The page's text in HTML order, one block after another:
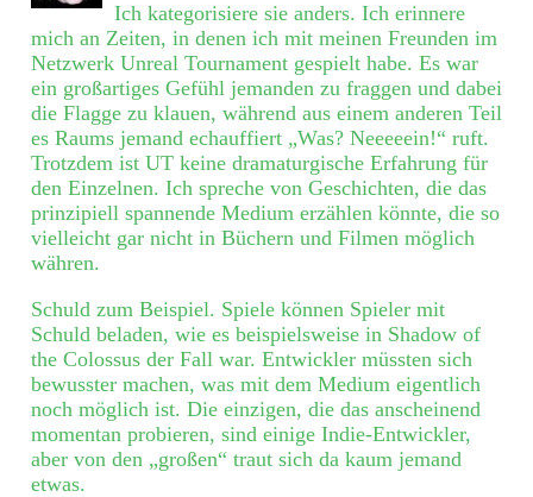
Ich kategorisiere sie anders. Ich erinnere
mich an Zeiten, in denen ich mit meinen Freunden im
Netzwerk Unreal Tournament gespielt habe. Es war
ein großartiges Gefühl jemanden zu fraggen und dabei
die Flagge zu klauen, während aus einem anderen Teil
es Raums jemand echauffiert „Was? Neeeeein!“ ruft.
Trotzdem ist UT keine dramaturgische Erfahrung für
den Einzelnen. Ich spreche von Geschichten, die das
prinzipiell spannende Medium erzählen könnte, die so
vielleicht gar nicht in Büchern und Filmen möglich
währen.
Schuld zum Beispiel. Spiele können Spieler mit
Schuld beladen, wie es beispielsweise in Shadow of
the Colossus der Fall war. Entwickler müssten sich
bewusster machen, was mit dem Medium eigentlich
noch möglich ist. Die einzigen, die das anscheinend
momentan probieren, sind einige Indie-Entwickler,
aber von den „großen“ traut sich da kaum jemand
etwas.